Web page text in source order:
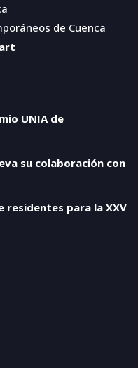
de Cuenca
UNIA de
su colaboración con
residentes para la XXV